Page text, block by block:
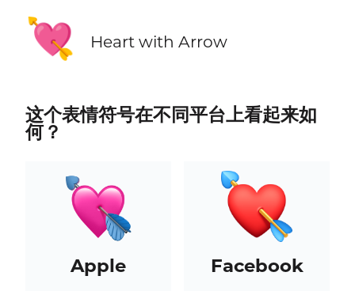
💘 Heart with Arrow
这个表情符号在不同平台上看起来如
何？
Apple Facebook